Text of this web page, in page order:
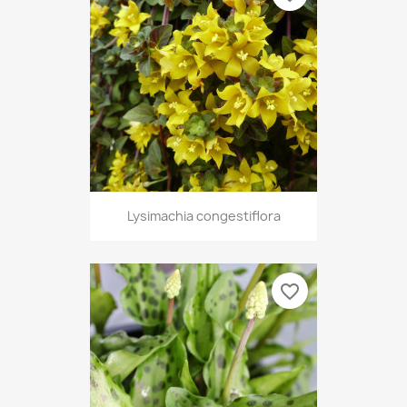
Lysimachia congestiflora
favorite_border